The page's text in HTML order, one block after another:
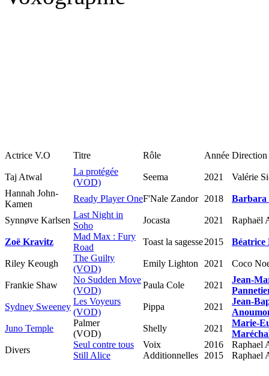
Actrice V.O Titre Rôle Année
Taj Atwal
La protégée
(VOD)
Seema 2021
Valérie
Hannah John-
Kamen
Ready Player OneF'Nale Zandor 2018 Barbara
Synnøve Karlsen
Last Night in
Soho
Jocasta 2021 Raphaël
Zoë Kravitz
Mad Max : Fury
Road
Toast la sagesse2015 Béatrice
Riley Keough
The Guilty
(VOD)
Emily Lighton 2021 Coco
Frankie Shaw
No Sudden Move
(VOD)
Paula Cole 2021
Jean-
Sydney Sweeney
Les Voyeurs
(VOD)
Pippa 2021
Jean-
Juno Temple
Palmer
(VOD)
Shelly 2021
Marie-
Divers
Seul contre tous
Voix
Additionnelles
2016
Raphael
Still Alice
2015 Raphael